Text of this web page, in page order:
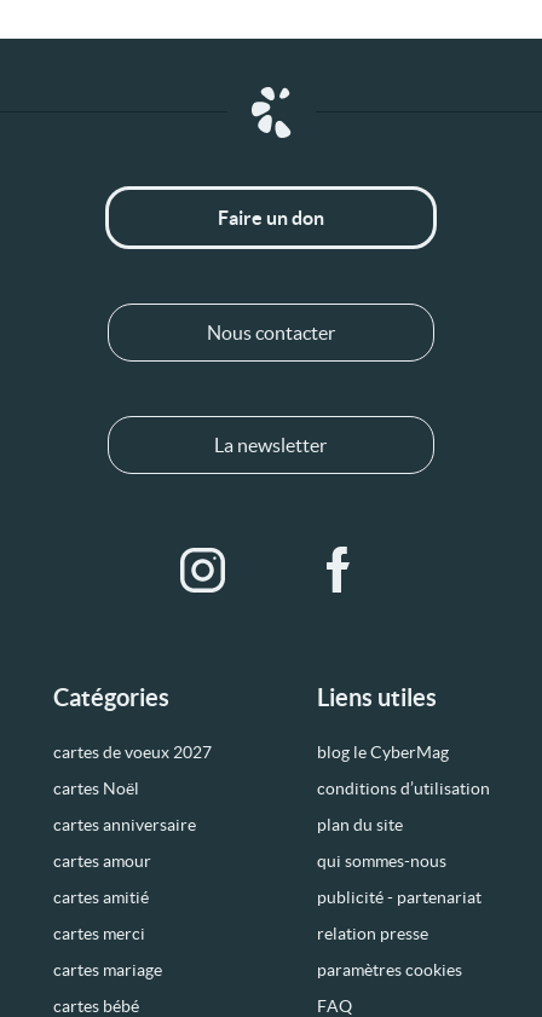
Catégories
cartes de voeux 2027
cartes Noël
cartes anniversaire
cartes amour
cartes amitié
cartes merci
cartes mariage
cartes bébé
Liens utiles
blog le CyberMag
conditions d’utilisation
plan du site
qui sommes-nous
publicité - partenariat
relation presse
paramètres cookies
FAQ
Faire un don
Nous contacter
La newsletter